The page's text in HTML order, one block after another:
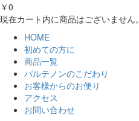
￥0
現在カート内に商品はございません。
HOME
初めての方に
商品一覧
パルテノンのこだわり
お客様からのお便り
アクセス
お問い合わせ